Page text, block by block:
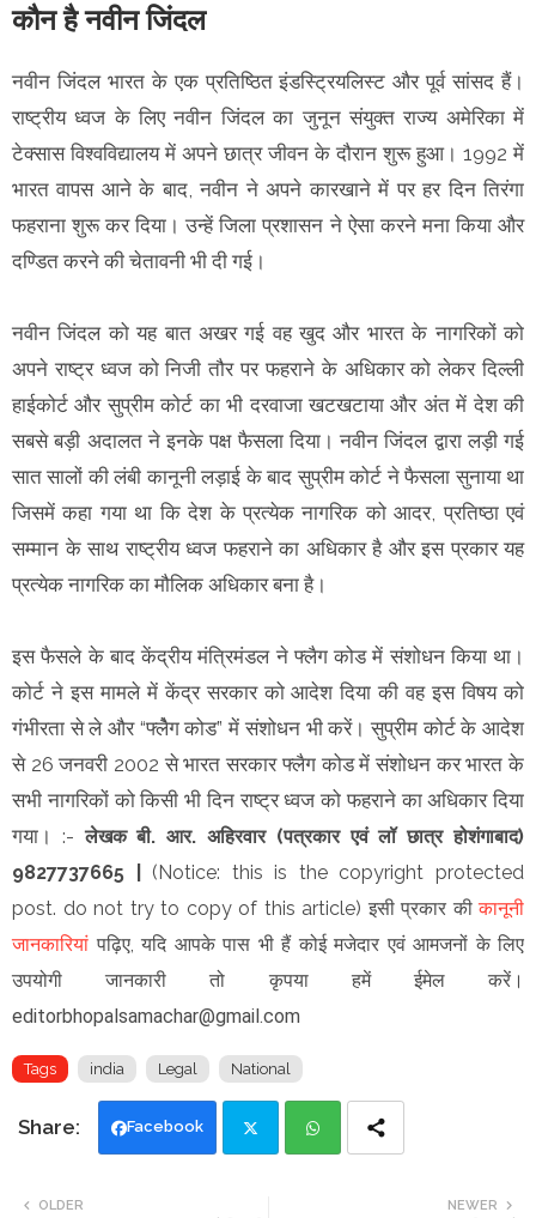
कौन है नवीन जिंदल
नवीन जिंदल भारत के एक प्रतिष्ठित इंडस्ट्रियलिस्ट और पूर्व सांसद हैं।
राष्ट्रीय ध्वज के लिए नवीन जिंदल का जुनून संयुक्त राज्य अमेरिका में
टेक्सास विश्वविद्यालय में अपने छात्र जीवन के दौरान शुरू हुआ। 1992 में
भारत वापस आने के बाद, नवीन ने अपने कारखाने में पर हर दिन तिरंगा
फहराना शुरू कर दिया। उन्हें जिला प्रशासन ने ऐसा करने मना किया और
दण्डित करने की चेतावनी भी दी गई।
नवीन जिंदल को यह बात अखर गई वह खुद और भारत के नागरिकों को
अपने राष्ट्र ध्वज को निजी तौर पर फहराने के अधिकार को लेकर दिल्ली
हाईकोर्ट और सुप्रीम कोर्ट का भी दरवाजा खटखटाया और अंत में देश की
सबसे बड़ी अदालत ने इनके पक्ष फैसला दिया। नवीन जिंदल द्वारा लड़ी गई
सात सालों की लंबी कानूनी लड़ाई के बाद सुप्रीम कोर्ट ने फैसला सुनाया था
जिसमें कहा गया था कि देश के प्रत्येक नागरिक को आदर, प्रतिष्ठा एवं
सम्मान के साथ राष्ट्रीय ध्वज फहराने का अधिकार है और इस प्रकार यह
प्रत्येक नागरिक का मौलिक अधिकार बना है।
इस फैसले के बाद केंद्रीय मंत्रिमंडल ने फ्लैग कोड में संशोधन किया था।
कोर्ट ने इस मामले में केंद्र सरकार को आदेश दिया की वह इस विषय को
गंभीरता से ले और “फ्लैेग कोड” में संशोधन भी करें। सुप्रीम कोर्ट के आदेश
से 26 जनवरी 2002 से भारत सरकार फ्लैग कोड में संशोधन कर भारत के
सभी नागरिकों को किसी भी दिन राष्ट्र ध्वज को फहराने का अधिकार दिया
गया। :-लेखकबी. आर. अहिरवार (पत्रकार एवं लॉ छात्र होशंगाबाद)
9827737665 | (Notice: this is the copyright protected
post. do not try to copy of this article) इसी प्रकार कीकानूनी
जानकारियां पढ़िए, यदि आपके पास भी हैं कोई मजेदार एवं आमजनों के लिए
उपयोगी जानकारी तो कृपया हमें ईमेल करें।
editorbhopalsamachar@gmail.com
Tags india Legal National
Facebook
NEWER
OLDER